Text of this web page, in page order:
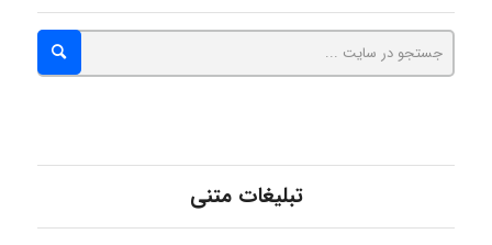
Chehri
amir
تبلیغات متنی